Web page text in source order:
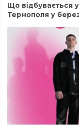
Що відбувається
Тернополя у